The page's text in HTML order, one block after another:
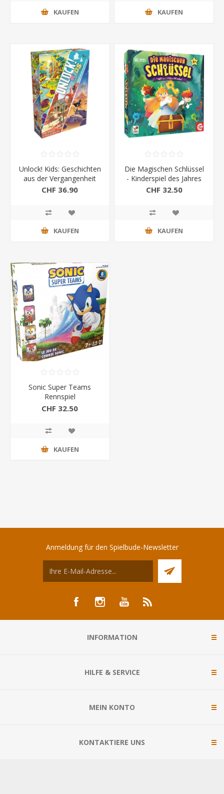
KAUFEN KAUFEN
Unlock! Kids: Geschichten
aus der Vergangenheit
CHF 36.90
KAUFEN
Die Magischen Schlüssel
- Kinderspiel des Jahres
CHF 32.50
KAUFEN
Sonic Super Teams
Rennspiel
CHF 32.50
KAUFEN
Anmeldung für den Spielbude-Newsletter
INFORMATION
HILFE & SERVICE
MEIN KONTO
KONTAKTIERE UNS